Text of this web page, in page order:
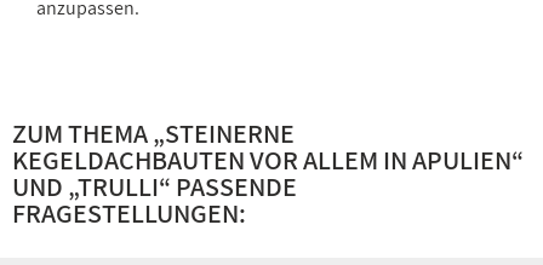
anzupassen.
ZUM THEMA „STEINERNE
KEGELDACHBAUTEN VOR ALLEM IN APULIEN“
UND „TRULLI“ PASSENDE
FRAGESTELLUNGEN: